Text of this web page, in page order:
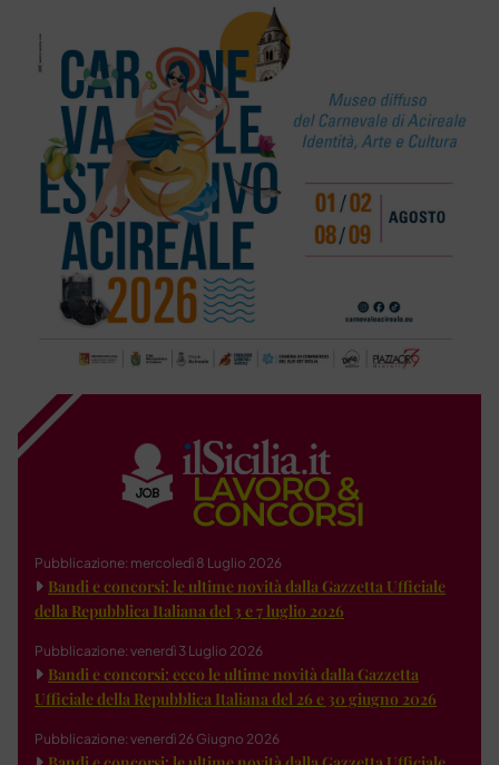
Pubblicazione: mercoledì 8 Luglio 2026
Bandi e concorsi: le ultime novità dalla Gazzetta Ufficiale
della Repubblica Italiana del 3 e 7 luglio 2026
Pubblicazione: venerdì 3 Luglio 2026
Bandi e concorsi: ecco le ultime novità dalla Gazzetta
Ufficiale della Repubblica Italiana del 26 e 30 giugno 2026
Pubblicazione: venerdì 26 Giugno 2026